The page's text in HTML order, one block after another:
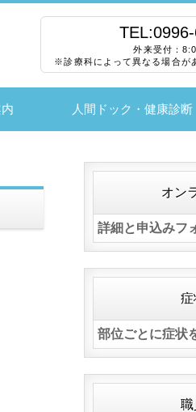
外来受付：
※診療科によって異なる場合が
人間ドック・健康診断
オン
詳細と申込みフ
症
部位ごとに症状
職